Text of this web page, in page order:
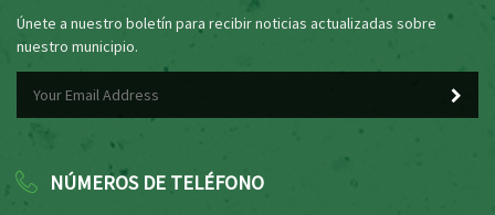
Únete a nuestro boletín para recibir noticias actualizadas sobre
nuestro municipio.
NÚMEROS DE TELÉFONO